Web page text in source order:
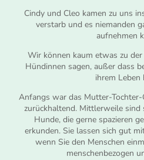
Cindy und Cleo kamen zu uns
verstarb und es niemanden
aufnehmen
Wir können kaum etwas zu
Hündinnen sagen, außer dass
ihrem Leben
Anfangs war das Mutter-
zurückhaltend. Mittlerweile sind
Hunde, die gerne spazieren
erkunden. Sie lassen sich gut
wenn Sie den Menschen
menschenbezogen